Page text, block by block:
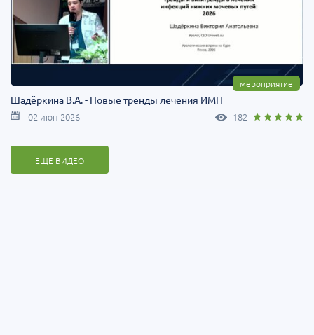
мероприятие
Шадёркина В.А. - Новые тренды лечения ИМП
02 июн 2026 182
ЕЩЕ ВИДЕО